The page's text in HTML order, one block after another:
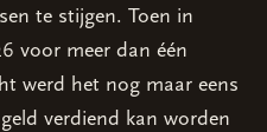
te stijgen. Toen in
voor meer dan één
werd het nog maar eens
verdiend kan worden